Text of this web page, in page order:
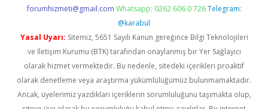
forumhizmeti@gmail.com Whatsapp: 0262 606 0 726 Telegram:
@karabul
Yasal Uyarı: Sitemiz, 5651 Sayılı Kanun gereğince Bilgi Teknolojileri
ve İletişim Kurumu (BTK) tarafından onaylanmış bir Yer Sağlayıcı
olarak hizmet vermektedir. Bu nedenle, sitedeki içerikleri proaktif
olarak denetleme veya araştırma yükümlülüğümüz bulunmamaktadır.
Ancak, üyelerimiz yazdıkları içeriklerin sorumluluğunu taşımakta olup,